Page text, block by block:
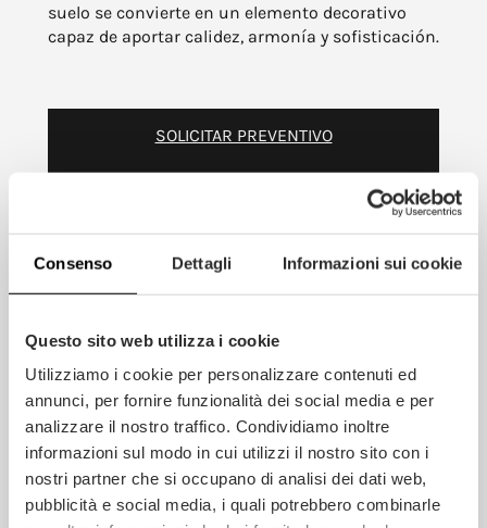
Consenso Dettagli Informazioni sui cookie
Questo sito web utilizza i cookie
Utilizziamo i cookie per personalizzare contenuti ed
annunci, per fornire funzionalità dei social media e per
analizzare il nostro traffico. Condividiamo inoltre
informazioni sul modo in cui utilizzi il nostro sito con i
nostri partner che si occupano di analisi dei dati web,
pubblicità e social media, i quali potrebbero combinarle
suelo se convierte en un elemento decorativo
capaz de aportar calidez, armonía y sofisticación.
SOLICITAR PREVENTIVO
Inspirada en elementos
naturales, motivos
decoraciones
tradicionales. El parquet
de losetas Rezzonico
interpreta el encanto del
cerezo a través de una